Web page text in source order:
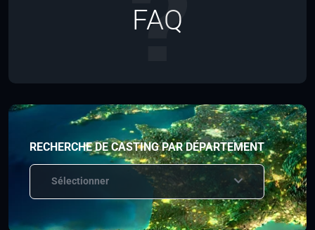
FAQ
RECHERCHE DE CASTING PAR DÉPARTEMENT
Sélectionner